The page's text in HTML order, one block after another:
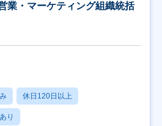
業・マーケティング組織統括
休日120日以上
り